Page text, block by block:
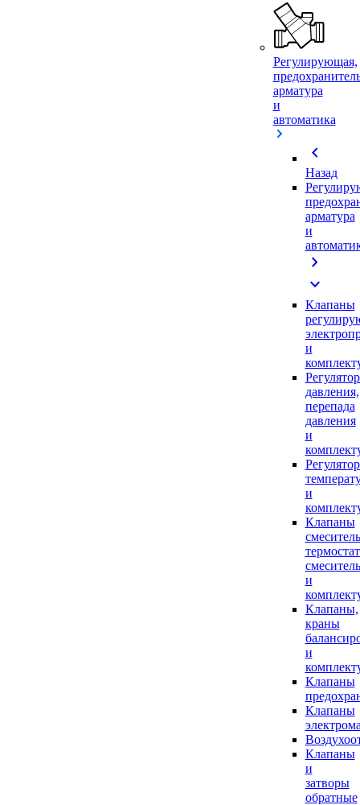
Регулирующая,
арматура
и
автоматика
chevron_left
Назад
арматура
и
chevron_right
expand_more
Клапаны
и
давления,
перепада
давления
и
и
Клапаны
и
Клапаны,
краны
и
Клапаны
Клапаны
Клапаны
и
затворы
обратные